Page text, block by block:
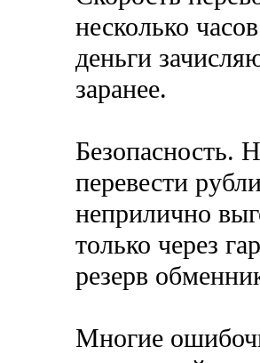
несколько
деньги
заранее.
Безопасность.
перевести
неприлично
только через
резерв
Многие